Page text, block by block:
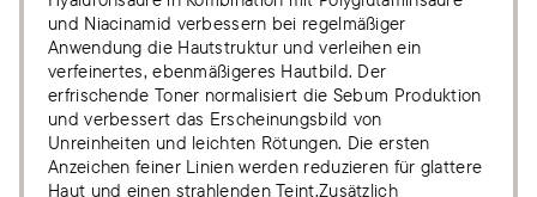
und Niacinamid verbessern bei regelmäßiger
Anwendung die Hautstruktur und verleihen ein
verfeinertes, ebenmäßigeres Hautbild. Der
erfrischende Toner normalisiert die Sebum Produktion
und verbessert das Erscheinungsbild von
Unreinheiten und leichten Rötungen. Die ersten
Anzeichen feiner Linien werden reduzieren für glattere
Haut und einen strahlenden Teint.Zusätzlich